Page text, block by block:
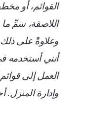
القوائم، أو
اللاصقة، سمِّ
وعلاوةً على
أنني أستخدمه
العمل إلى
وإدارة